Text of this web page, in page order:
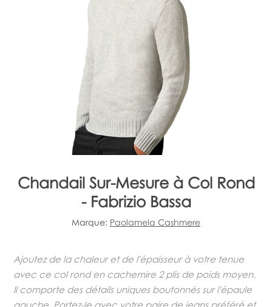
Chandail Sur-Mesure à Col Rond
- Fabrizio Bassa
Marque: Paolamela Cashmere
Ajoutez de la chaleur et de l'épaisseur à votre tenue
avec ce col rond en cachemire 2 plis de poids moyen.
Il comporte des détails uniques boutonnés sur l'épaule
gauche. Portez-le avec votre paire de jeans préféré et